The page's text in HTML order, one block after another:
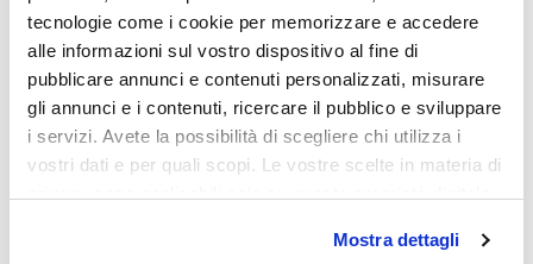
tecnologie come i cookie per memorizzare e accedere
alle informazioni sul vostro dispositivo al fine di
pubblicare annunci e contenuti personalizzati, misurare
gli annunci e i contenuti, ricercare il pubblico e sviluppare
i servizi. Avete la possibilità di scegliere chi utilizza i
vostri dati e per quali scopi. Le vostre scelte in materia di
modificare o revocare il proprio consenso in qualsiasi
Mostra dettagli
La Rocca ospita oggi un Museo Archeologico, aperto
al pubblico. Se la Rocca è il punto dove culmina
Acquaviva, prima di arrivare “in vetta” le cose da
vedere non mancano di certo: dallaChiesa matrice
di San Nicolòdel Cinquecento, fino alla Torre
monumenti e sapori tipici della tradizione, si può